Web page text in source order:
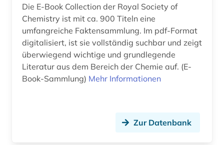
artusepik (1)
arzneimittel (22)
arzneimittelbild (1)
arzneimittelforschung (1)
Die E-Book Collection der Royal Society of
Chemistry ist mit ca. 900 Titeln eine
umfangreiche Faktensammlung. Im pdf-Format
digitalisiert, ist sie vollständig suchbar und zeigt
überwiegend wichtige und grundlegende
Literatur aus dem Bereich der Chemie auf. (E-
Book-Sammlung) Mehr Informationen
Zur Datenbank